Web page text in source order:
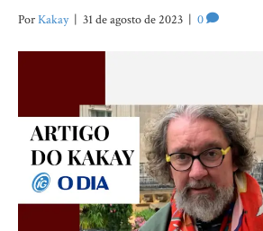
PorKakay | 31 de agosto de 2023 | 0